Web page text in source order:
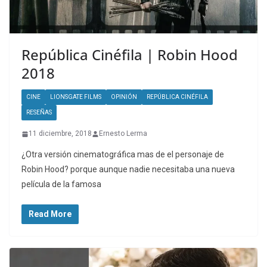
República Cinéfila | Robin Hood
2018
CINE LIONSGATE FILMS OPINIÓN REPÚBLICA CINÉFILA
RESEÑAS
11 diciembre, 2018 Ernesto Lerma
¿Otra versión cinematográfica mas de el personaje de
Robin Hood? porque aunque nadie necesitaba una nueva
película de la famosa
Read More